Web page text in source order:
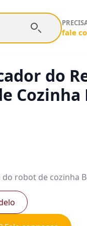
fale
do
Cozinha
robot de cozinha